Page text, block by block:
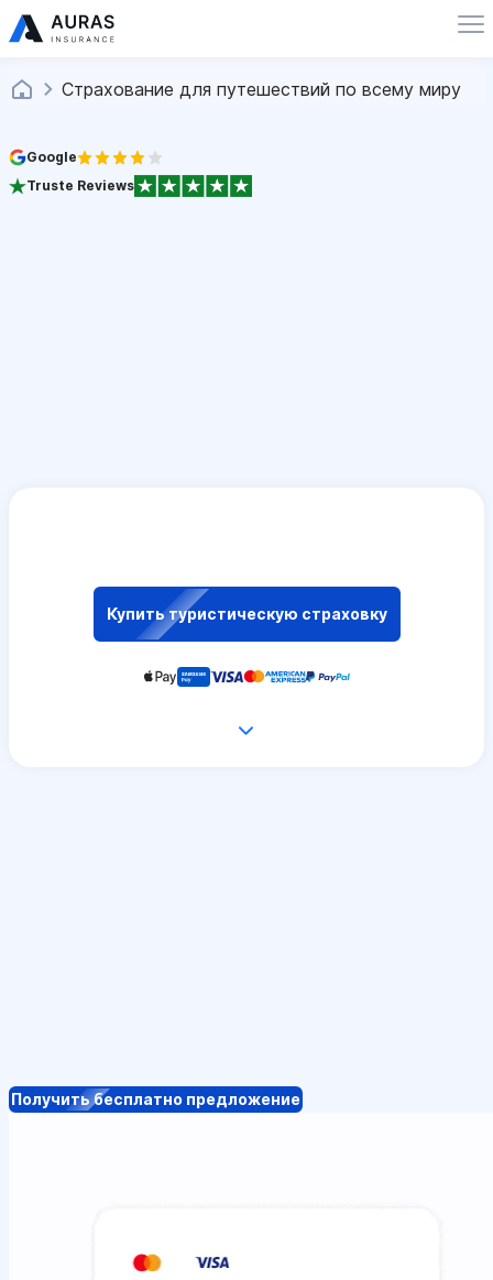
Страхование для путешествий по всему миру
Google
Truste Reviews
Купить туристическую страховку
Получить бесплатно предложение